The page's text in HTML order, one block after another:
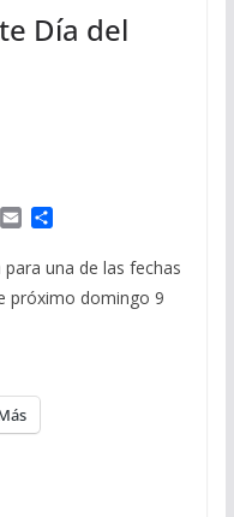
Día del
E
a
i
l
C
m
p
a
una de las fechas
próximo domingo 9